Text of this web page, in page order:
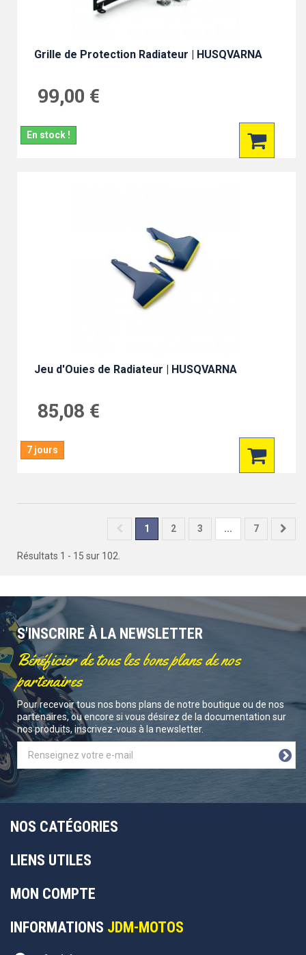
Grille de Protection Radiateur | HUSQVARNA
99,00 €
En stock !
Jeu d'Ouies de Radiateur | HUSQVARNA
85,08 €
7 jours
1 2 3 ... 7
Résultats 1 - 15 sur 102.
S'INSCRIRE À LA NEWSLETTER
Bénéficier de tous les bons plans de nos
partenaires
Pour recevoir tous nos bons plans de notre boutique ou de nos
partenaires, ou encore si vous désirez de la documentation sur
nos produits, inscrivez-vous à la newsletter.
NOS CATÉGORIES
LIENS UTILES
MON COMPTE
INFORMATIONS JDM-MOTOS